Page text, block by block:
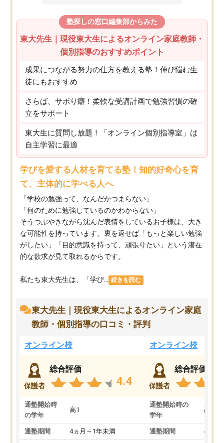
塾探しの窓口編集部からみた
東大先生｜現役東大生によるオンライン家庭教師・
個別指導のおすすめポイント
成果につながる努力の仕方を教える塾！伸び悩む生
徒にもおすすめ
さらば、サボり癖！柔軟な受講計画で勉強習慣の確
立をサポート
東大生に質問し放題！「オンライン個別指導室」は
自主学習に最適
学びを愛する人材を育てる塾！知的好奇心を育
て、主体的に学べる人へ
「学校の勉強って、なんだかつまらない」
「何のために勉強しているのかわからない」
そうつぶやきながら沈んだ表情をしているお子様は、大き
な可能性を持っています。裏を返せば「もっと楽しい勉強
がしたい」「目的意識を持って、頑張りたい」という潜在
的な欲求が見て取れるからです。
私たち東大先生は、「学び... 続きを読む
東大先生｜現役東大生によるオンライン家庭
教師・個別指導の口コミ・評判
オンライン校
保護者
総合評価
4.4
通塾開始時
の学年
高1
通塾期間 4ヵ月～1年未満
オンライン校
保護者
総合評価
通塾開始時の
学年
高3
通塾期間 4ヵ月